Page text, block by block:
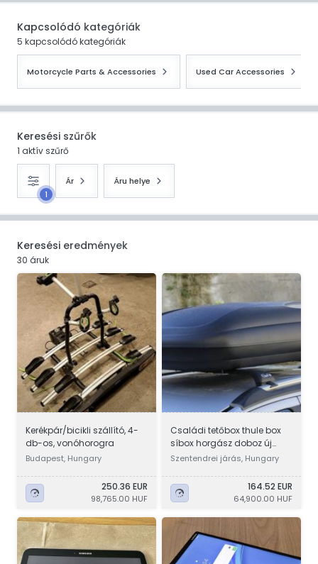
Kapcsolódó kategóriák
5 kapcsolódó kategóriák
Motorcycle Parts & Accessories Used Car Accessories
Keresési szűrők
1 aktív szűrő
1
Ár Áru helye
Keresési eredmények
30 áruk
Kerékpár/bicikli szállító, 4-
db-os, vonóhorogra
Budapest, Hungary
250.36 EUR
98,765.00 HUF
Családi tetőbox thule box
síbox horgász doboz új
330L carbon design
Szentendrei járás, Hungary
164.52 EUR
64,900.00 HUF